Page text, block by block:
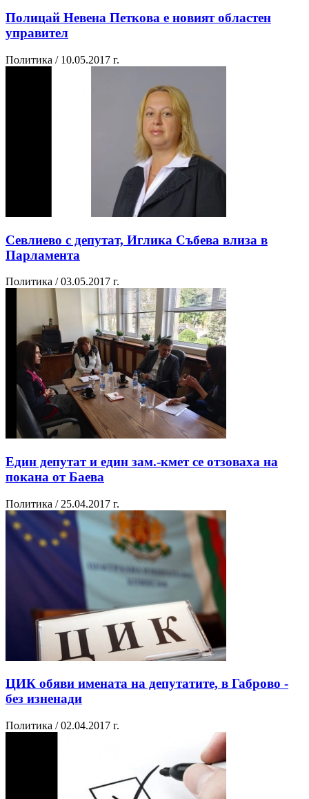
Полицай Невена Петкова е новият областен
управител
Политика / 10.05.2017 г.
Севлиево с депутат, Иглика Събева влиза в
Парламента
Политика / 03.05.2017 г.
Един депутат и един зам.-кмет се отзоваха на
покана от Баева
Политика / 25.04.2017 г.
ЦИК обяви имената на депутатите, в Габрово -
без изненади
Политика / 02.04.2017 г.